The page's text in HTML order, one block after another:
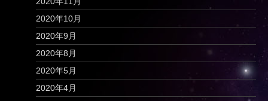
2020年10月
2020年9月
2020年8月
2020年5月
2020年4月